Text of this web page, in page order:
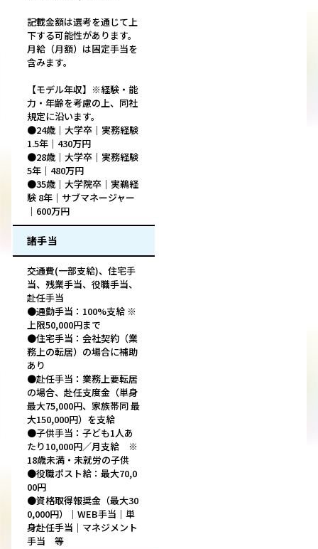
記載金額は選考を通じて上
下する可能性があります。
月給（月額）は固定手当を
含みます。
【モデル年収】※経験・能
力・年齢を考慮の上、同社
規定に沿います。
●24歳｜大学卒｜実務経験
1.5年｜430万円
●28歳｜大学卒｜実務経験
5年｜480万円
●35歳｜大学院卒｜実鵜経
験 8年｜サブマネージャー
｜600万円
諸手当
交通費(一部支給)、住宅手
当、残業手当、役職手当、
赴任手当
●通勤手当：100%支給 ※
上限50,000円まで
●住宅手当：会社契約（業
務上の転居）の場合に補助
あり
●赴任手当：業務上要転居
の場合、赴任支度金（単身
最大75,000円、家族帯同 最
大150,000円）を支給
●子供手当：子ども1人あ
たり10,000円／月支給 ※
18歳未満・未就労の子供
●役職ポスト給：最大70,0
00円
●資格取得報奨金（最大30
0,000円）｜WEB手当｜単
身赴任手当｜マネジメント
手当 等